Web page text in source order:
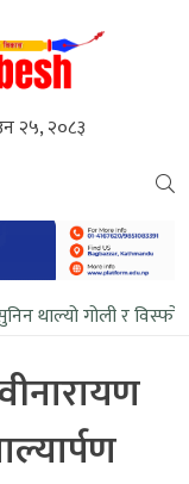
२५, २०८३
थाल्यो गोली र